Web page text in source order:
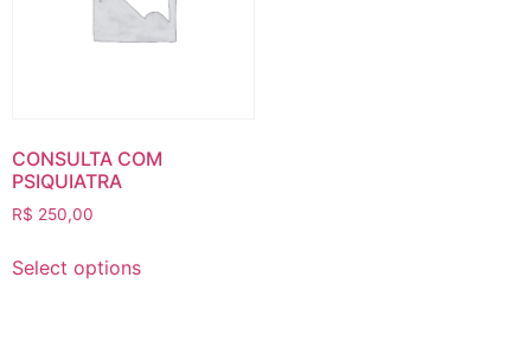
CONSULTA COM
PSIQUIATRA
R$ 250,00
Select options